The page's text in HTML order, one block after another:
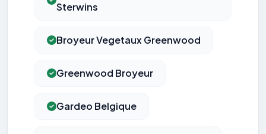
Sterwins
Broyeur Vegetaux Greenwood
Greenwood Broyeur
Gardeo Belgique